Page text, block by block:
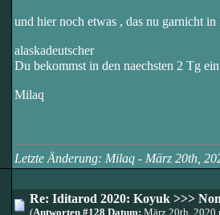
und hier noch etwas , das nu garnicht in
alaskadeutscher
Du bekommst in den naechsten 2 Tg
Milaq
Letzte Änderung: Milaq - März 20th,
Re: Iditarod 2020: Koyuk >>>
(Antworten #128 Datum: März 20th, 2020